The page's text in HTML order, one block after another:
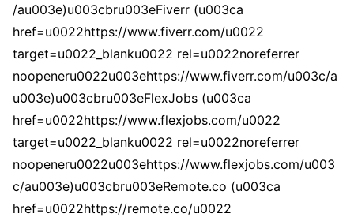
/au003e)u003cbru003eFiverr (u003ca
href=u0022https://www.fiverr.com/u0022
target=u0022_blanku0022 rel=u0022noreferrer
noopeneru0022u003ehttps://www.fiverr.com/u003c/a
u003e)u003cbru003eFlexJobs (u003ca
href=u0022https://www.flexjobs.com/u0022
target=u0022_blanku0022 rel=u0022noreferrer
noopeneru0022u003ehttps://www.flexjobs.com/u003
c/au003e)u003cbru003eRemote.co (u003ca
href=u0022https://remote.co/u0022